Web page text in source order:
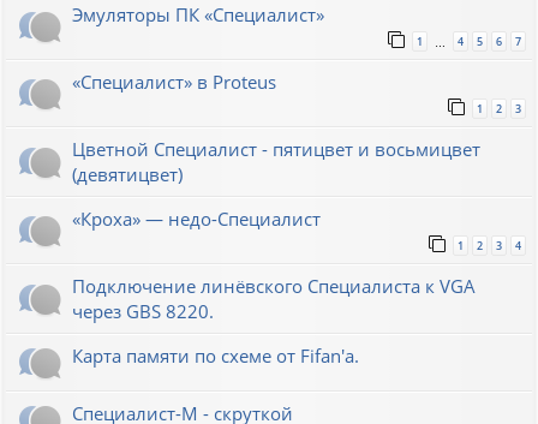
Эмуляторы ПК «Специалист»
1 4 5 6 7
«Специалист» в Proteus
1 2 3
Цветной Специалист - пятицвет и восьмицвет
(девятицвет)
«Кроха» — недо-Специалист
1 2 3 4
Подключение линёвского Специалиста к VGA
через GBS 8220.
Карта памяти по схеме от Fifan'a.
Специалист-М - скруткой